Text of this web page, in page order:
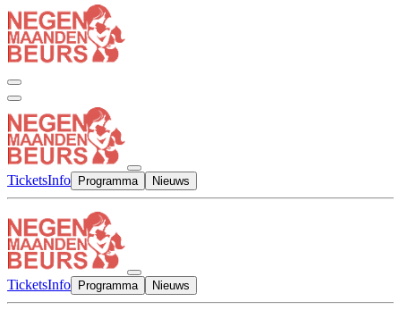
TicketsInfo Programma Nieuws
TicketsInfo Programma Nieuws